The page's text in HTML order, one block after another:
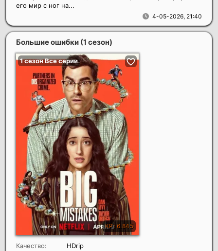
4-05-2026, 21:40
его мир с ног на...
Большие ошибки (1 сезон)
Качество:
HDrip